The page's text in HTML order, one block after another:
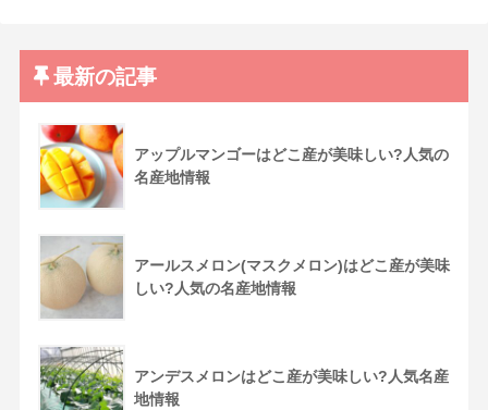
最新の記事
アップルマンゴーはどこ産が美味しい?人気の
名産地情報
アールスメロン(マスクメロン)はどこ産が美味
しい?人気の名産地情報
アンデスメロンはどこ産が美味しい?人気名産
地情報